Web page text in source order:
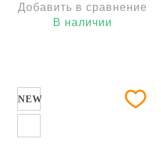
Добавить в сравнение
В наличии
NEW